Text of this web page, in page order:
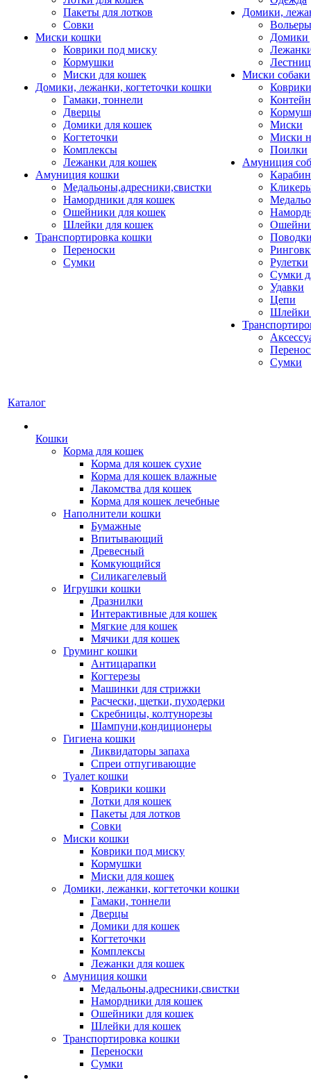
Пакеты для лотков
Совки
Миски кошки
Коврики под миску
Кормушки
Миски для кошек
Домики, лежанки, когтеточки кошки
Гамаки, тоннели
Дверцы
Домики для кошек
Когтеточки
Комплексы
Лежанки для кошек
Амуниция кошки
Медальоны,адресники,свистки
Намордники для кошек
Ошейники для кошек
Шлейки для кошек
Транспортировка кошки
Переноски
Сумки
Домики,
Домики
Миски собаки
Миски
Миски
Поилки
Амуниция
Рулетки
Сумки
Удавки
Цепи
Шлейки
Сумки
Каталог
Кошки
Корма для кошек
Корма для кошек сухие
Корма для кошек влажные
Лакомства для кошек
Корма для кошек лечебные
Наполнители кошки
Бумажные
Впитывающий
Древесный
Комкующийся
Силикагелевый
Игрушки кошки
Дразнилки
Интерактивные для кошек
Мягкие для кошек
Мячики для кошек
Груминг кошки
Антицарапки
Когтерезы
Машинки для стрижки
Расчески, щетки, пуходерки
Скребницы, колтунорезы
Шампуни,кондиционеры
Гигиена кошки
Ликвидаторы запаха
Спреи отпугивающие
Туалет кошки
Коврики кошки
Лотки для кошек
Пакеты для лотков
Совки
Миски кошки
Коврики под миску
Кормушки
Миски для кошек
Домики, лежанки, когтеточки кошки
Гамаки, тоннели
Дверцы
Домики для кошек
Когтеточки
Комплексы
Лежанки для кошек
Амуниция кошки
Медальоны,адресники,свистки
Намордники для кошек
Ошейники для кошек
Шлейки для кошек
Транспортировка кошки
Переноски
Сумки